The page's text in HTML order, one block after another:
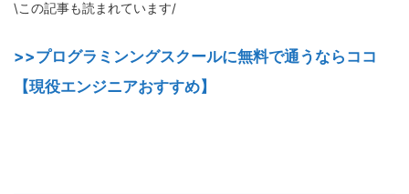
\この記事も読まれています/
>>プログラミンングスクールに無料で通うならココ
【現役エンジニアおすすめ】